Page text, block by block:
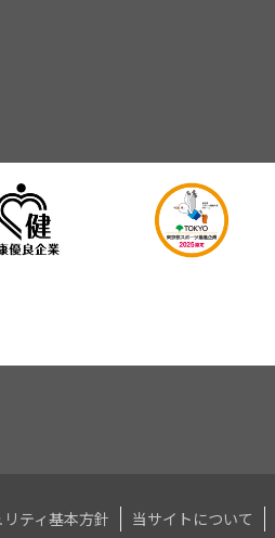
ティ基本方針 当サイトについて